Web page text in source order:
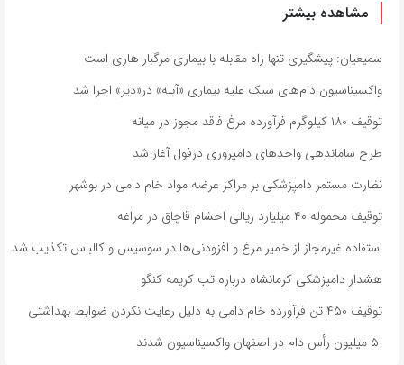
مشاهده بیشتر
سمیعیان: پیشگیری تنها راه مقابله با بیماری مرگبار هاری است
واکسیناسیون دام‌های سبک علیه بیماری «آبله» در«دیر» اجرا شد
توقیف ۱۸۰ کیلوگرم فرآورده مرغ فاقد مجوز در میانه
طرح ساماندهی واحدهای دامپروری دزفول آغاز شد
نظارت مستمر دامپزشکی بر مراکز عرضه مواد خام دامی در بوشهر
توقیف محموله ۴۰ میلیارد ریالی احشام قاچاق در مراغه
استفاده غیرمجاز از خمیر مرغ و افزودنی‌ها در سوسیس و کالباس تکذیب شد
هشدار دامپزشکی کرمانشاه درباره تب کریمه کنگو
توقیف ۴۵۰ تن فرآورده خام دامی به دلیل رعایت نکردن ضوابط بهداشتی